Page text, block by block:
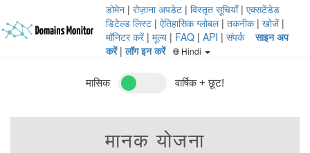
डोमेन | रोज़ाना अपडेट | विस्तृत सूचियाँ| एक्सटेंडेड
डिटेल्ड लिस्ट | ऐतिहासिक ग्लोबल| तकनीक| खोजें |
मॉनिटर करें| मूल्य | FAQ | API | संपर्क
साइन अप
करें|लॉग इन करें Hindi
मासिक वार्षिक + छूट!
मानक योजना